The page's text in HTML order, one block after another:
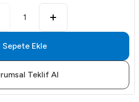
1
Sepete Ekle
Teklif Al